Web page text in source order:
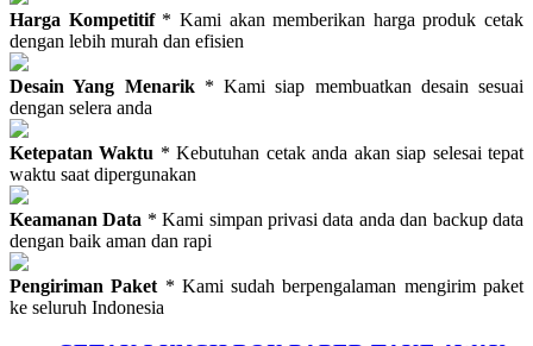
Harga Kompetitif* Kami akan memberikan harga produk cetak
dengan lebih murah dan efisien
Desain Yang Menarik* Kami siap membuatkan desain sesuai
dengan selera anda
Ketepatan Waktu * Kebutuhan cetak anda akan siap selesai tepat
waktu saat dipergunakan
Keamanan Data * Kami simpan privasi data anda dan backup data
dengan baik aman dan rapi
Pengiriman Paket * Kami sudah berpengalaman mengirim paket
ke seluruh Indonesia